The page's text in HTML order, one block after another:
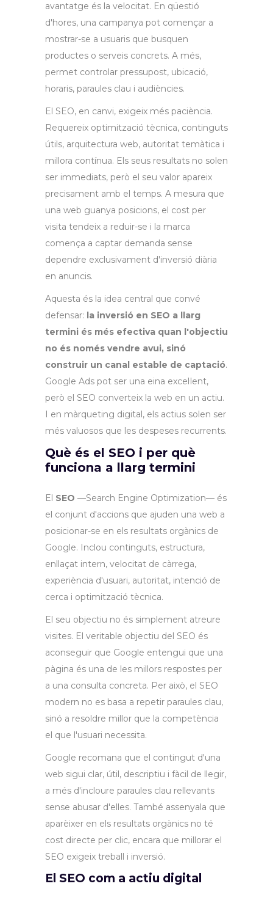
avantatge és la velocitat. En qüestió
d'hores, una campanya pot començar a
mostrar-se a usuaris que busquen
productes o serveis concrets. A més,
permet controlar pressupost, ubicació,
horaris, paraules clau i audiències.
El SEO, en canvi, exigeix més paciència.
Requereix optimització tècnica, continguts
útils, arquitectura web, autoritat temàtica i
millora contínua. Els seus resultats no solen
ser immediats, però el seu valor apareix
precisament amb el temps. A mesura que
una web guanya posicions, el cost per
visita tendeix a reduir-se i la marca
comença a captar demanda sense
dependre exclusivament d'inversió diària
en anuncis.
Aquesta és la idea central que convé
defensar: la inversió en SEO a llarg
termini és més efectiva quan l'objectiu
no és només vendre avui, sinó
construir un canal estable de captació.
Google Ads pot ser una eina excel·lent,
però el SEO converteix la web en un actiu.
I en màrqueting digital, els actius solen ser
més valuosos que les despeses recurrents.
Què és el SEO i per què
funciona a llarg termini
El SEO —Search Engine Optimization— és
el conjunt d'accions que ajuden una web a
posicionar-se en els resultats orgànics de
Google. Inclou continguts, estructura,
enllaçat intern, velocitat de càrrega,
experiència d'usuari, autoritat, intenció de
cerca i optimització tècnica.
El seu objectiu no és simplement atreure
visites. El veritable objectiu del SEO és
aconseguir que Google entengui que una
pàgina és una de les millors respostes per
a una consulta concreta. Per això, el SEO
modern no es basa a repetir paraules clau,
sinó a resoldre millor que la competència
el que l'usuari necessita.
Google recomana que el contingut d'una
web sigui clar, útil, descriptiu i fàcil de llegir,
a més d'incloure paraules clau rellevants
sense abusar d'elles. També assenyala que
aparèixer en els resultats orgànics no té
cost directe per clic, encara que millorar el
SEO exigeix treball i inversió.
El SEO com a actiu digital